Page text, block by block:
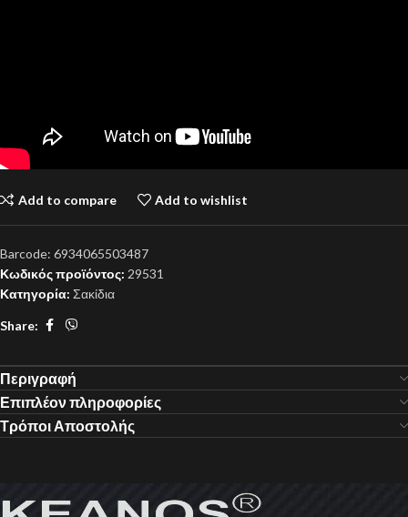
Add to compare Add to wishlist
Barcode: 6934065503487
Κωδικός προϊόντος: 29531
Κατηγορία: Σακίδια
Share:
Περιγραφή
Επιπλέον πληροφορίες
Τρόποι Αποστολής